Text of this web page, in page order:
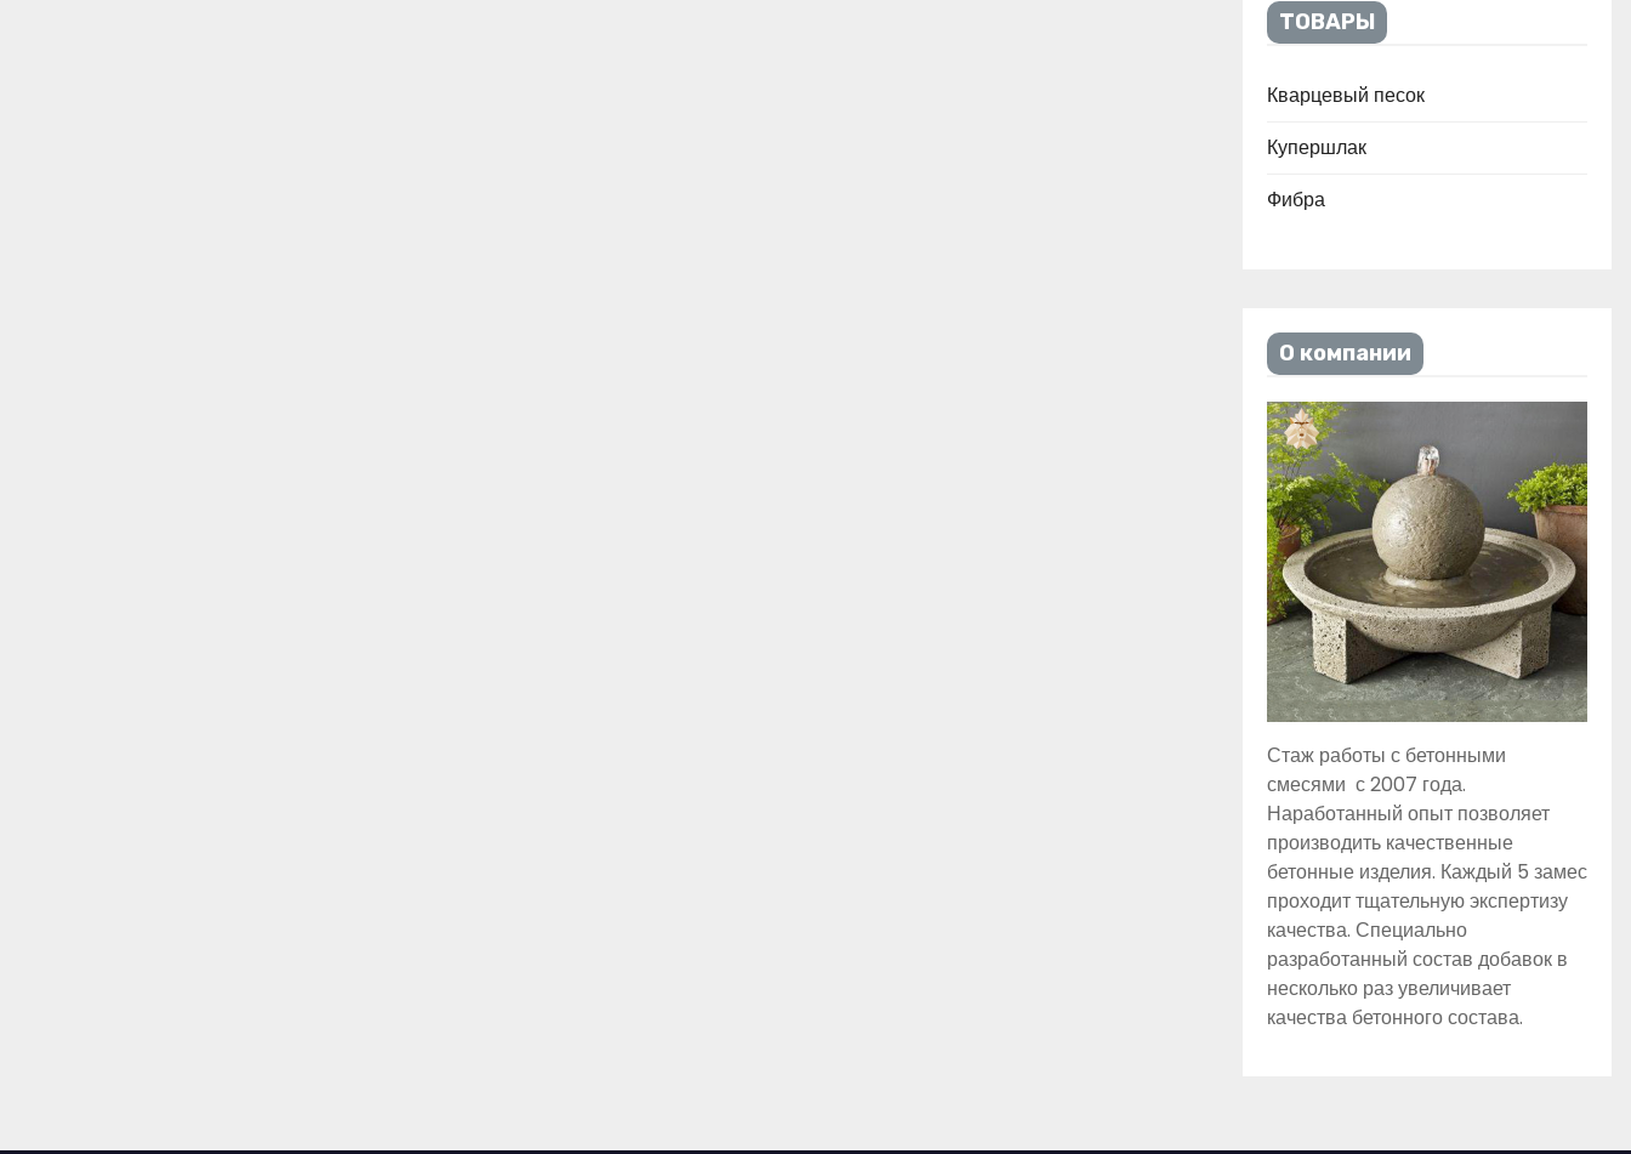
ТОВАРЫ
Кварцевый песок
Купершлак
Фибра
О компании
Стаж работы с бетонными
смесями с 2007 года.
Наработанный опыт позволяет
производить качественные
бетонные изделия. Каждый 5 замес
проходит тщательную экспертизу
качества. Специально
разработанный состав добавок в
несколько раз увеличивает
качества бетонного состава.